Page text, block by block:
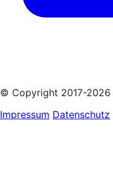
© Copyright 2017-2026
Impressum Datenschutz